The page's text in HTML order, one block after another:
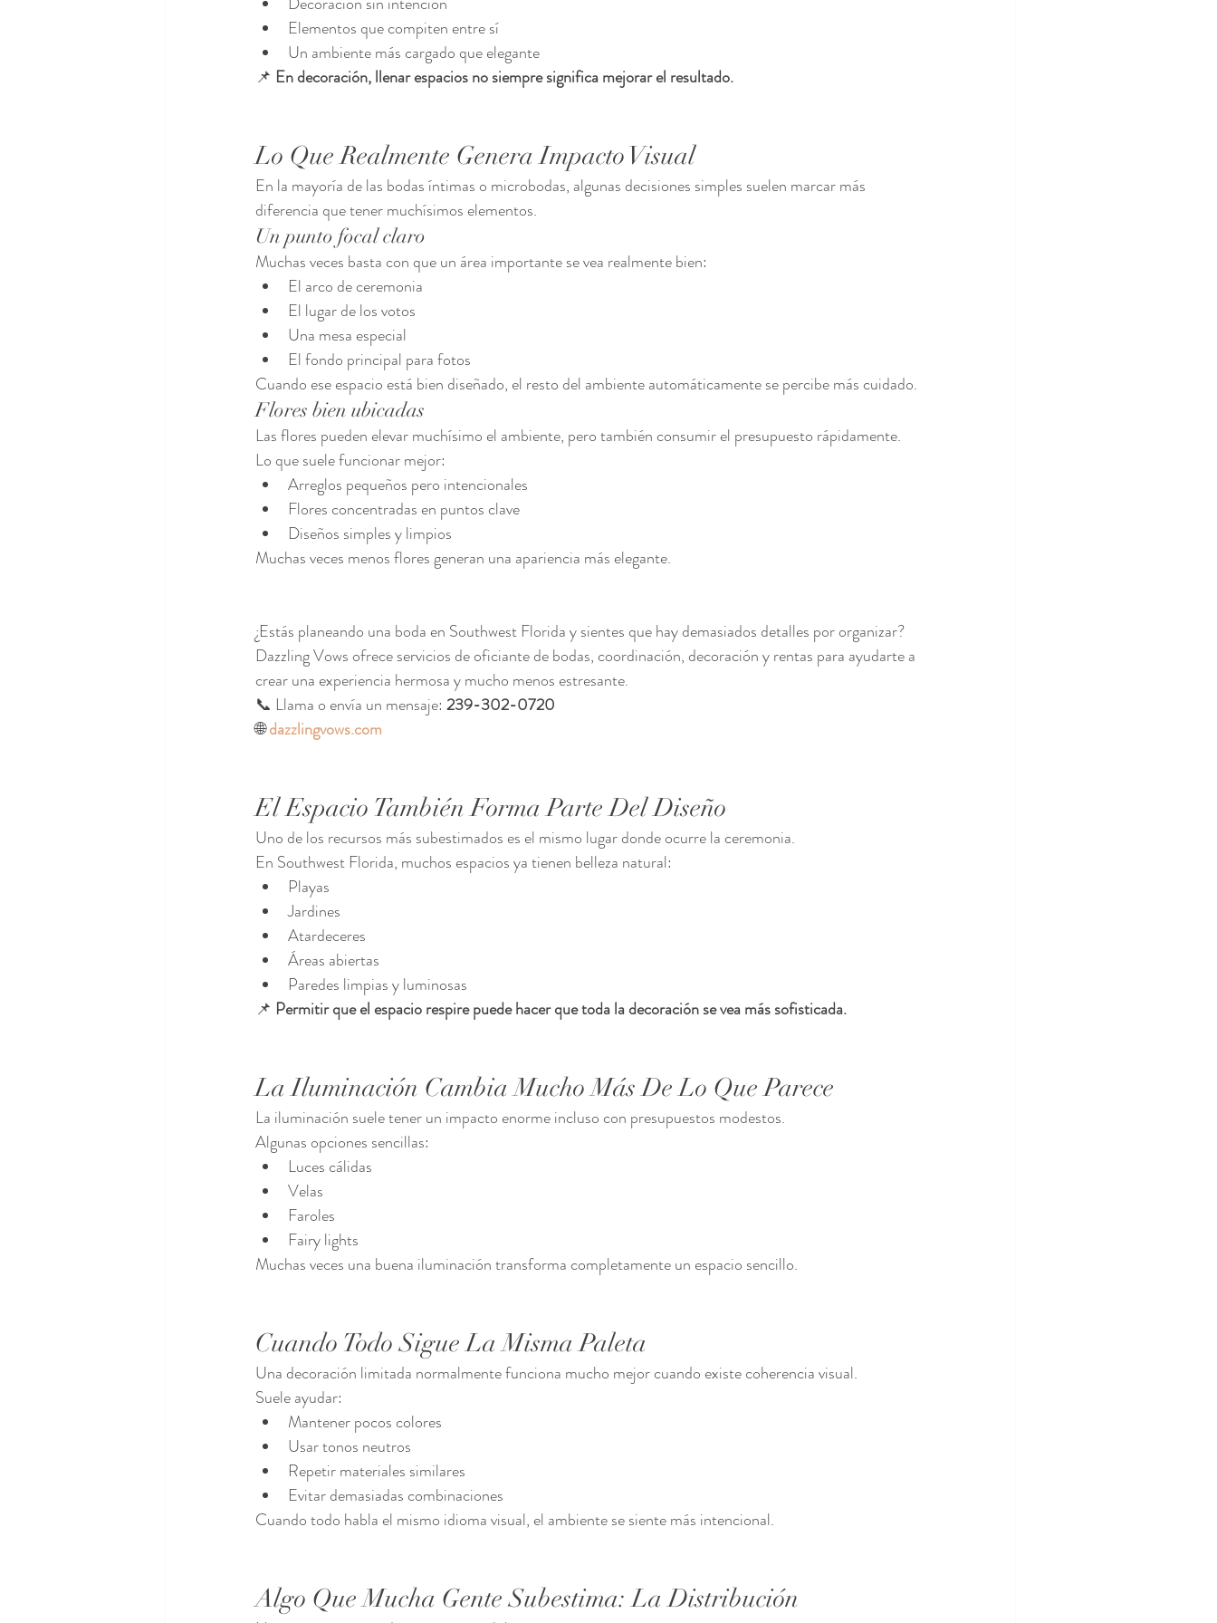
Elementos que compiten entre sí
Un ambiente más cargado que elegante
📌 En decoración, llenar espacios no siempre significa mejorar el resultado.
Lo Que Realmente Genera Impacto Visual
En la mayoría de las bodas íntimas o microbodas, algunas decisiones simples suelen marcar más
diferencia que tener muchísimos elementos.
Un punto focal claro
Muchas veces basta con que un área importante se vea realmente bien:
El arco de ceremonia
El lugar de los votos
Una mesa especial
El fondo principal para fotos
Cuando ese espacio está bien diseñado, el resto del ambiente automáticamente se percibe más cuidado.
Flores bien ubicadas
Las flores pueden elevar muchísimo el ambiente, pero también consumir el presupuesto rápidamente.
Lo que suele funcionar mejor:
Arreglos pequeños pero intencionales
Flores concentradas en puntos clave
Diseños simples y limpios
Muchas veces menos flores generan una apariencia más elegante.
¿Estás planeando una boda en Southwest Florida y sientes que hay demasiados detalles por organizar?
Dazzling Vows ofrece servicios de oficiante de bodas, coordinación, decoración y rentas para ayudarte a
crear una experiencia hermosa y mucho menos estresante.
📞 Llama o envía un mensaje: 239-302-0720
🌐 dazzlingvows.com
El Espacio También Forma Parte Del Diseño
Uno de los recursos más subestimados es el mismo lugar donde ocurre la ceremonia.
En Southwest Florida, muchos espacios ya tienen belleza natural:
Playas
Jardines
Atardeceres
Áreas abiertas
Paredes limpias y luminosas
📌 Permitir que el espacio respire puede hacer que toda la decoración se vea más sofisticada.
La Iluminación Cambia Mucho Más De Lo Que Parece
La iluminación suele tener un impacto enorme incluso con presupuestos modestos.
Algunas opciones sencillas:
Luces cálidas
Velas
Faroles
Fairy lights
Muchas veces una buena iluminación transforma completamente un espacio sencillo.
Cuando Todo Sigue La Misma Paleta
Una decoración limitada normalmente funciona mucho mejor cuando existe coherencia visual.
Suele ayudar:
Mantener pocos colores
Usar tonos neutros
Repetir materiales similares
Evitar demasiadas combinaciones
Cuando todo habla el mismo idioma visual, el ambiente se siente más intencional.
Algo Que Mucha Gente Subestima: La Distribución